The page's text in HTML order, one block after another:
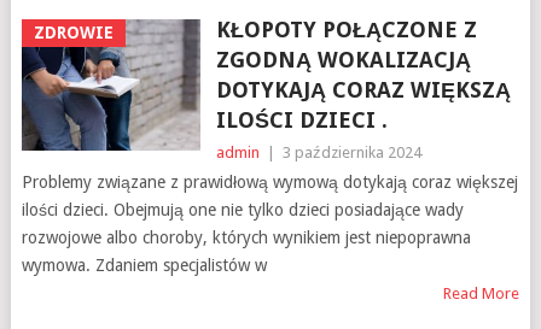
ZDROWIE
KŁOPOTY POŁĄCZONE Z
ZGODNĄ WOKALIZACJĄ
DOTYKAJĄ CORAZ WIĘKSZĄ
ILOŚCI DZIECI .
admin 3 października 2024
Problemy związane z prawidłową wymową dotykają coraz większej
ilości dzieci. Obejmują one nie tylko dzieci posiadające wady
rozwojowe albo choroby, których wynikiem jest niepoprawna
wymowa. Zdaniem specjalistów w
Read More